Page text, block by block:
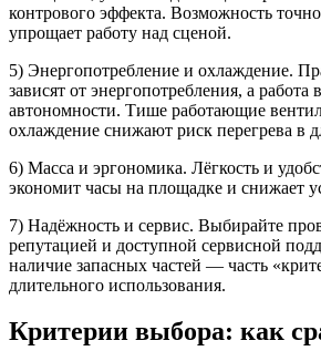
контрового эффекта. Возможность
упрощает работу над сценой.
5) Энергопотребление и охлаждение.
зависят от энергопотребления, а работа
автономности. Тише работающие
охлаждение снижают риск перегрева в
6) Масса и эргономика. Лёгкость и
экономит часы на площадке и снижает
7) Надёжность и сервис. Выбирайте
репутацией и доступной сервисной
наличие запасных частей — часть
длительного использования.
Критерии выбора: как